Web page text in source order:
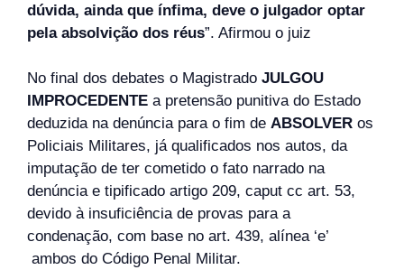
dúvida, ainda que ínfima, deve o julgador optar
pela absolvição dos réus”. Afirmou o juiz
No final dos debates o Magistrado JULGOU
IMPROCEDENTE a pretensão punitiva do Estado
deduzida na denúncia para o fim de ABSOLVER os
Policiais Militares, já qualificados nos autos, da
imputação de ter cometido o fato narrado na
denúncia e tipificado artigo 209, caput cc art. 53,
devido à insuficiência de provas para a
condenação, com base no art. 439, alínea ‘e’
ambos do Código Penal Militar.